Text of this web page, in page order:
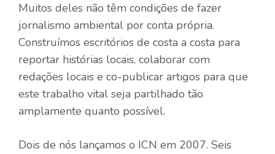
Muitos deles não têm condições de fazer
jornalismo ambiental por conta própria.
Construímos escritórios de costa a costa para
reportar histórias locais, colaborar com
redações locais e co-publicar artigos para que
este trabalho vital seja partilhado tão
amplamente quanto possível.
Dois de nós lançamos o ICN em 2007. Seis